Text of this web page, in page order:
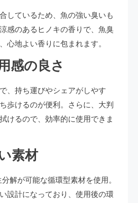
しているため、魚の強い臭いも
感のあるヒノキの香りで、魚臭
心地よい香りに包まれます。
感の良さ
、持ち運びやシェアがしやす
歩けるのが便利。さらに、大判
けるので、効率的に使用できま
素材
解が可能な循環型素材を使用。
設計になっており、使用後の環